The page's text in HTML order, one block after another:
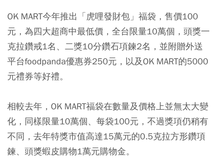
OK MART今年推出「虎哩發財包」福袋，售價100
元，為四大超商中最低價，全台限量10萬個，頭獎一
克拉鑽戒1名、二獎10分鑽石項鍊2名，並附贈外送
平台foodpanda優惠券250元，以及OK MART的5000
元禮券等好禮。
相較去年，OK MART福袋在數量及價格上並無太大變
化，同樣限量10萬個、每袋100元，不過獎項仍稍有
不同，去年特獎市值高達15萬元的0.5克拉方形鑽項
鍊、頭獎蝦皮購物1萬元購物金。